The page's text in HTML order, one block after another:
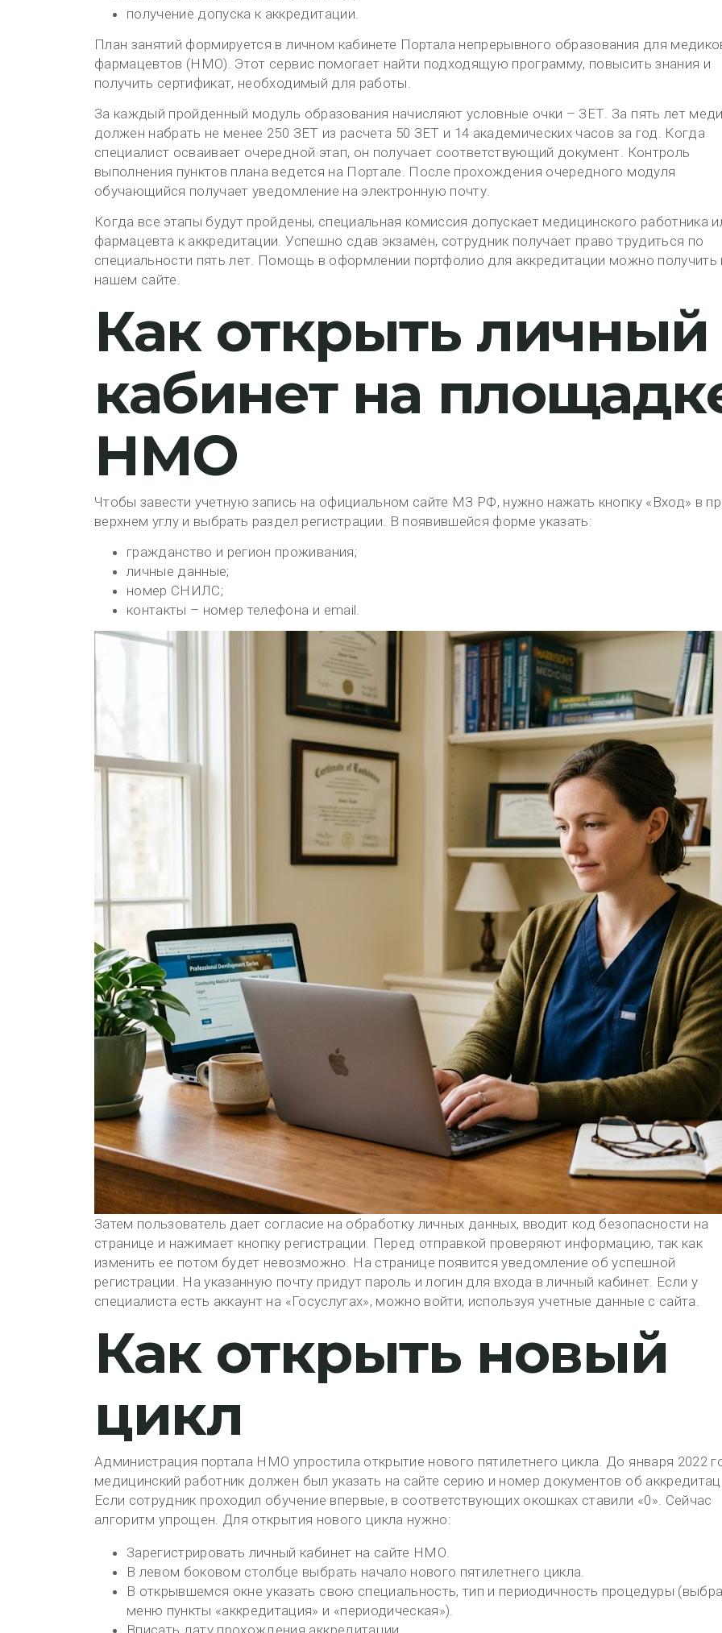
получение допуска к аккредитации.
План занятий формируется в личном кабинете Портала непрерывного образования для
фармацевтов (НМО). Этот сервис помогает найти подходящую программу, повысить знания и
получить сертификат, необходимый для работы.
За каждый пройденный модуль образования начисляют условные очки – ЗЕТ. За пять лет
должен набрать не менее 250 ЗЕТ из расчета 50 ЗЕТ и 14 академических часов за год. Когда
специалист осваивает очередной этап, он получает соответствующий документ. Контроль
выполнения пунктов плана ведется на Портале. После прохождения очередного модуля
обучающийся получает уведомление на электронную почту.
Когда все этапы будут пройдены, специальная комиссия допускает медицинского работника
фармацевта к аккредитации. Успешно сдав экзамен, сотрудник получает право трудиться по
специальности пять лет. Помощь в оформлении портфолио для аккредитации можно получить
нашем сайте.
Как открыть личный
кабинет на
НМО
Чтобы завести учетную запись на официальном сайте МЗ РФ, нужно нажать кнопку «Вход» в
верхнем углу и выбрать раздел регистрации. В появившейся форме указать:
гражданство и регион проживания;
личные данные;
номер СНИЛС;
контакты – номер телефона и email.
Затем пользователь дает согласие на обработку личных данных, вводит код безопасности на
странице и нажимает кнопку регистрации. Перед отправкой проверяют информацию, так как
изменить ее потом будет невозможно. На странице появится уведомление об успешной
регистрации. На указанную почту придут пароль и логин для входа в личный кабинет. Если у
специалиста есть аккаунт на «Госуслугах», можно войти, используя учетные данные с сайта.
Как открыть новый
цикл
Администрация портала НМО упростила открытие нового пятилетнего цикла. До января 2022
медицинский работник должен был указать на сайте серию и номер документов об
Если сотрудник проходил обучение впервые, в соответствующих окошках ставили «0». Сейчас
алгоритм упрощен. Для открытия нового цикла нужно:
Зарегистрировать личный кабинет на сайте НМО.
В левом боковом столбце выбрать начало нового пятилетнего цикла.
В открывшемся окне указать свою специальность, тип и периодичность процедуры
меню пункты «аккредитация» и «периодическая»).
Вписать дату прохождения аккредитации.